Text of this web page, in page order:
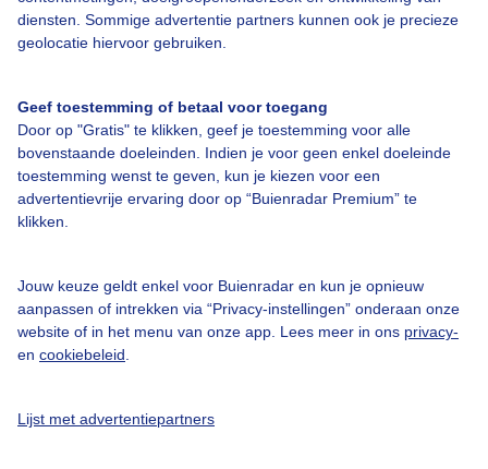
diensten. Sommige advertentie partners kunnen ook je precieze
geolocatie hiervoor gebruiken.
Geef toestemming of betaal voor toegang
Door op "Gratis" te klikken, geef je toestemming voor alle
bovenstaande doeleinden. Indien je voor geen enkel doeleinde
toestemming wenst te geven, kun je kiezen voor een
advertentievrije ervaring door op “Buienradar Premium” te
klikken.
Jouw keuze geldt enkel voor Buienradar en kun je opnieuw
aanpassen of intrekken via “Privacy-instellingen” onderaan onze
website of in het menu van onze app. Lees meer in ons privacy-
en cookiebeleid
Lijst met advertentiepartners
Over Buienradar
Bedrijfsgegevens
Veelgestelde vragen
Contact
Toegankelijkheid
Adverteren
Buienradar Team
Privacy beleid